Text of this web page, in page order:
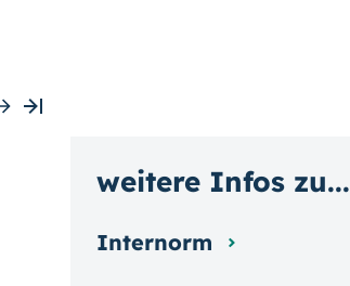
weitere Infos zu...
Internorm